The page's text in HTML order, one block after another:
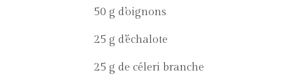
50 g d’oignons
25 g d’échalote
25 g de céleri branche